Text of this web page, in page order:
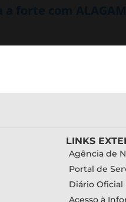
LINKS
Agência de
Portal de
Diário Oficial
Acesso à